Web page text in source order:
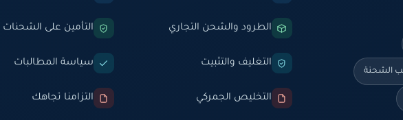
الشحنة
الطرود والشحن التجاري
التغليف والتثبيت
التخليص الجمركي
التأمين على الشحنات
سياسة المطالبات
التزامنا تجاهك